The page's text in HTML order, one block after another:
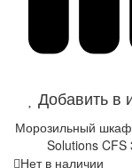
Добавить в
Морозильный
Solutions CFS
Нет в наличии